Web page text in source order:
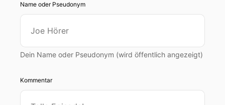
Name oder Pseudonym
Dein Name oder Pseudonym (wird öffentlich angezeigt)
Kommentar